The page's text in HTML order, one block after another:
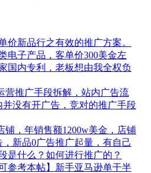
价新品行之有效的推广方案。
电子产品，客单价300美金左
国内专利，老板想由我全权负
营推广手段拆解，站内广告流
没有开广告，竞对的推广手段
铺，年销售额1200w美金，店铺
新品0广告推广起量，有自己
是什么？如何进行推广的？
参考本帖】新手亚马逊单干半